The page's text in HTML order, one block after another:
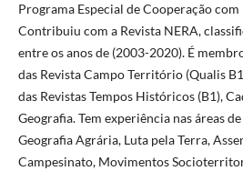
Programa Especial de Cooperação
Contribuiu com a Revista NERA,
entre os anos de (2003-2020). É
das Revista Campo Território (Qualis
das Revistas Tempos Históricos (B1),
Geografia. Tem experiência nas áreas
Geografia Agrária, Luta pela Terra,
Campesinato, Movimentos